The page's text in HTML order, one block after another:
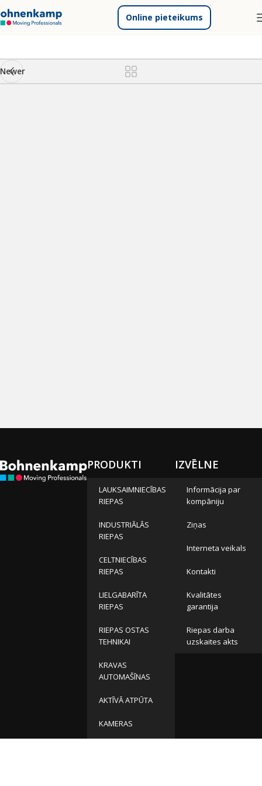
Online pieteikums
Newer
PRODUKTI
LAUKSAIMNIECĪBAS
RIEPAS
INDUSTRIĀLĀS
RIEPAS
CELTNIECĪBAS
RIEPAS
LIELGABARĪTA
RIEPAS
RIEPAS OSTAS
TEHNIKAI
KRAVAS
AUTOMAŠĪNAS
AKTĪVĀ ATPŪTA
KAMERAS
IZVĒLNE
Informācija par
kompāniju
Ziņas
Interneta veikals
Kontakti
Kvalitātes
garantija
Riepas darba
uzskaites akts